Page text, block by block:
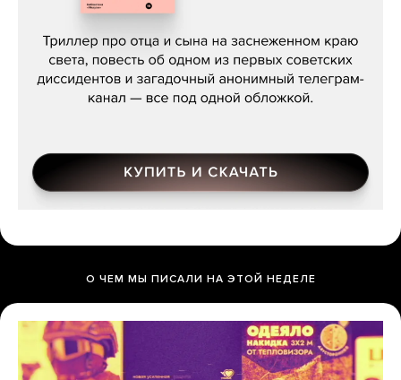
Даниил Туровский, «Разрыв»
О ЧЕМ МЫ ПИСАЛИ НА ЭТОЙ НЕДЕЛЕ